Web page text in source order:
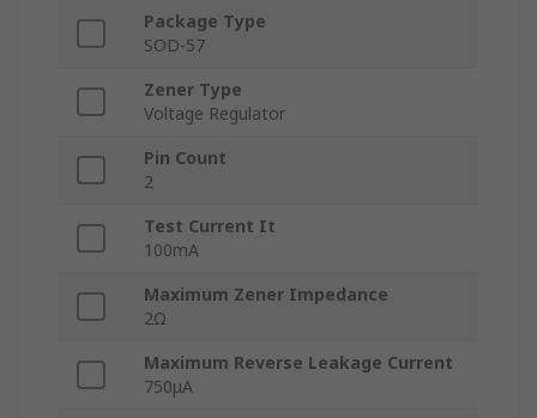
Package Type
SOD-57
Zener Type
Voltage Regulator
Pin Count
2
Test Current It
100mA
Maximum Zener Impedance
2Ω
Maximum Reverse Leakage Current
750μA